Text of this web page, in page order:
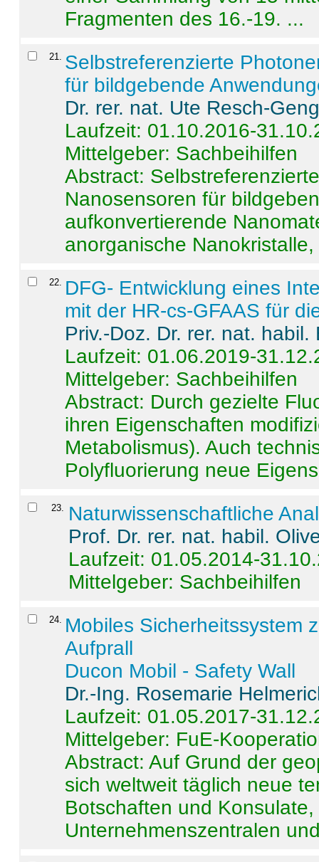
Fragmenten des 16.-19. ...
21
Selbstreferenzierte
für bildgebende
Dr. rer. nat. Ute Resch-
Laufzeit: 01.10.2016-
Mittelgeber: Sachbeihilfen
Abstract:
Nanosensoren für
aufkonvertierende
anorganische
22
DFG- Entwicklung eines
mit der HR-cs-GFAAS für
Priv.-Doz. Dr. rer. nat.
Laufzeit: 01.06.2019-
Mittelgeber: Sachbeihilfen
Abstract: Durch gezielte
ihren Eigenschaften
Metabolismus). Auch
Polyfluorierung neue
23. Naturwissenschaftliche
Prof. Dr. rer. nat. habil.
Laufzeit: 01.05.2014-
Mittelgeber: Sachbeihilfen
24. Mobiles Sicherheitssystem
Aufprall
Ducon Mobil - Safety Wall
Dr.-Ing. Rosemarie
Laufzeit: 01.05.2017-
Mittelgeber: FuE-
Abstract:Auf Grund der
sich weltweit täglich neue
Botschaften und
Unternehmenszentralen